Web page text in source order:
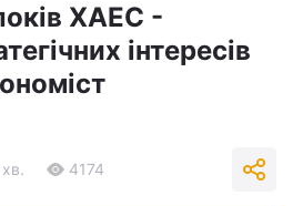
ХАЕС -
інтересів
хв. 4174